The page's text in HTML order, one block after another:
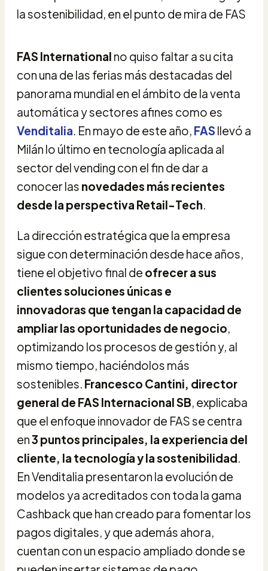
FAS International no quiso faltar a su cita
con una de las ferias más destacadas del
panorama mundial en el ámbito de la venta
automática y sectores afines como es
Venditalia. En mayo de este año, FAS llevó a
Milán lo último en tecnología aplicada al
sector del vending con el fin de dar a
conocer las novedades más recientes
desde la perspectiva Retail-Tech.
La dirección estratégica que la empresa
sigue con determinación desde hace años,
tiene el objetivo final de ofrecer a sus
clientes soluciones únicas e
innovadoras que tengan la capacidad de
ampliar las oportunidades de negocio,
optimizando los procesos de gestión y, al
mismo tiempo, haciéndolos más
sostenibles. Francesco Cantini, director
general de FAS Internacional SB, explicaba
que el enfoque innovador de FAS se centra
en3 puntos principales, la experiencia del
cliente, la tecnología y la sostenibilidad.
En Venditalia presentaron la evolución de
modelos ya acreditados con toda la gama
Cashback que han creado para fomentar los
pagos digitales, y que además ahora,
cuentan con un espacio ampliado donde se